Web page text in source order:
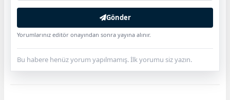
Gönder
Yorumlarınız editör onayından sonra yayına alınır.
Bu habere henüz yorum yapılmamış. İlk yorumu siz yazın.